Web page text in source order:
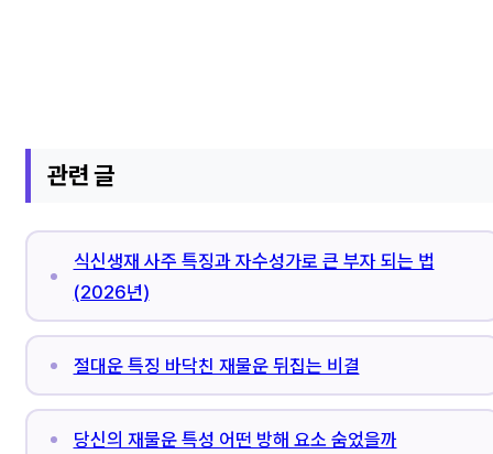
관련 글
식신생재 사주 특징과 자수성가로 큰 부자 되는 법
(2026년)
절대운 특징 바닥친 재물운 뒤집는 비결
당신의 재물운 특성 어떤 방해 요소 숨었을까